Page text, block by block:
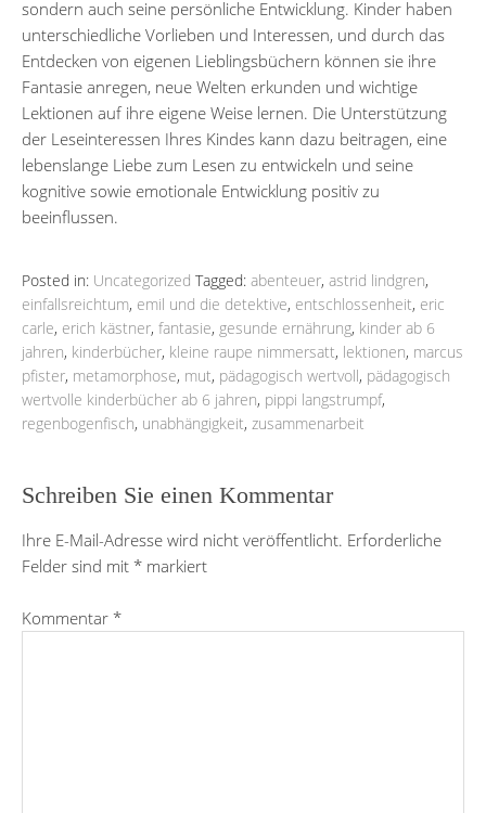
sondern auch seine persönliche Entwicklung. Kinder haben
unterschiedliche Vorlieben und Interessen, und durch das
Entdecken von eigenen Lieblingsbüchern können sie ihre
Fantasie anregen, neue Welten erkunden und wichtige
Lektionen auf ihre eigene Weise lernen. Die Unterstützung
der Leseinteressen Ihres Kindes kann dazu beitragen, eine
lebenslange Liebe zum Lesen zu entwickeln und seine
kognitive sowie emotionale Entwicklung positiv zu
beeinflussen.
Posted in: Uncategorized Tagged: abenteuer, astrid lindgren,
einfallsreichtum, emil und die detektive, entschlossenheit, eric
carle, erich kästner, fantasie, gesunde ernährung, kinder ab 6
jahren, kinderbücher, kleine raupe nimmersatt, lektionen, marcus
pfister, metamorphose, mut, pädagogisch wertvoll, pädagogisch
wertvolle kinderbücher ab 6 jahren, pippi langstrumpf,
regenbogenfisch, unabhängigkeit, zusammenarbeit
Schreiben Sie einen Kommentar
Ihre E-Mail-Adresse wird nicht veröffentlicht. Erforderliche
Felder sind mit * markiert
Kommentar *